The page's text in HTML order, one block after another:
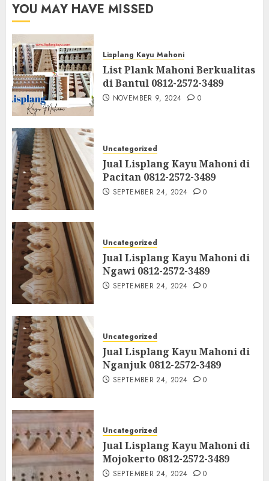
YOU MAY HAVE MISSED
Lisplang Kayu Mahoni
List Plank Mahoni Berkualitas
di Bantul 0812-2572-3489
NOVEMBER 9, 2024 0
Uncategorized
Jual Lisplang Kayu Mahoni di
Pacitan 0812-2572-3489
SEPTEMBER 24, 2024 0
Uncategorized
Jual Lisplang Kayu Mahoni di
Ngawi 0812-2572-3489
SEPTEMBER 24, 2024 0
Uncategorized
Jual Lisplang Kayu Mahoni di
Nganjuk 0812-2572-3489
SEPTEMBER 24, 2024 0
Uncategorized
Jual Lisplang Kayu Mahoni di
Mojokerto 0812-2572-3489
SEPTEMBER 24, 2024 0